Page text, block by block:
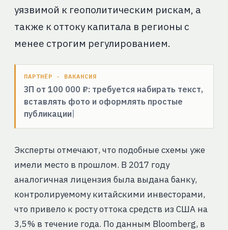
уязвимой к геополитическим рискам, а
также к оттоку капитала в регионы с
менее строгим регулированием.
ПАРТНЁР · ВАКАНСИЯ
ЗП от 100 000 ₽: требуется набирать текст,
вставлять фото и оформлять простые
публикации
Эксперты отмечают, что подобные схемы уже
имели место в прошлом. В 2017 году
аналогичная лицензия была выдана банку,
контролируемому китайскими инвесторами,
что привело к росту оттока средств из США на
3,5 % в течение года. По данным Bloomberg, в